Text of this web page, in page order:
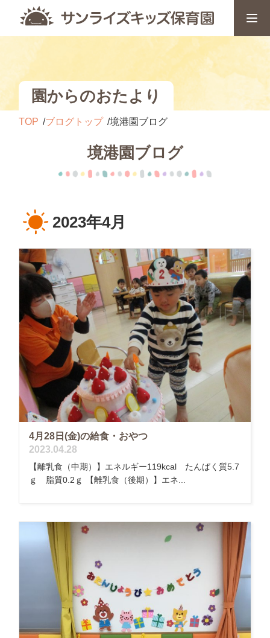
園からのおたより
TOP ブログトップ 境港園ブログ
境港園ブログ
2023年4月
4月28日(金)の給食・おやつ
2023.04.28
【離乳食（中期）】エネルギー119kcal たんぱく質5.7
ｇ 脂質0.2ｇ 【離乳食（後期）】エネ...